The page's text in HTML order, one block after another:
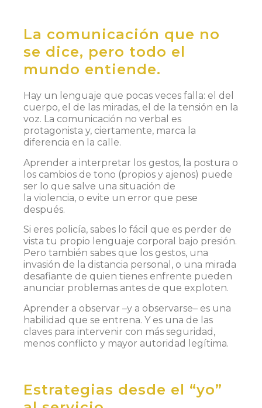
La comunicación que no
se dice, pero todo el
mundo entiende.
Hay un lenguaje que pocas veces falla: el del
cuerpo, el de las miradas, el de la tensión en la
voz. La comunicación no verbal es
protagonista y, ciertamente, marca la
diferencia en la calle.
Aprender a interpretar los gestos, la postura o
los cambios de tono (propios y ajenos) puede
ser lo que salve una situación de
la violencia, o evite un error que pese
después.
Si eres policía, sabes lo fácil que es perder de
vista tu propio lenguaje corporal bajo presión.
Pero también sabes que los gestos, una
invasión de la distancia personal, o una mirada
desafiante de quien tienes enfrente pueden
anunciar problemas antes de que exploten.
Aprender a observar –y a observarse– es una
habilidad que se entrena. Y es una de las
claves para intervenir con más seguridad,
menos conflicto y mayor autoridad legítima.
Estrategias desde el “yo”